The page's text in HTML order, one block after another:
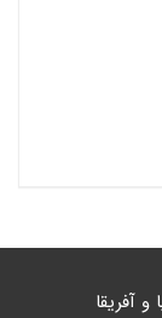
و آفریقا